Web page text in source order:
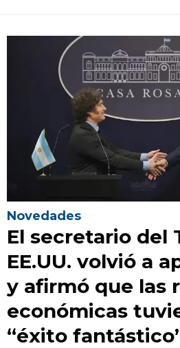
Novedades
El secretario del
EE.UU. volvió a
y afirmó que las
económicas
“éxito